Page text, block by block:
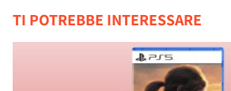
TI POTREBBE INTERESSARE